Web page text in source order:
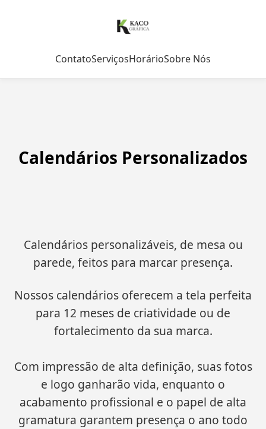
ContatoServiçosHorárioSobre Nós
Calendários Personalizados
Calendários personalizáveis, de mesa ou
parede, feitos para marcar presença.
Nossos calendários oferecem a tela perfeita
para 12 meses de criatividade ou de
fortalecimento da sua marca.
Com impressão de alta definição, suas fotos
e logo ganharão vida, enquanto o
acabamento profissional e o papel de alta
gramatura garantem presença o ano todo